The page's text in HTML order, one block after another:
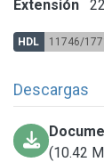
Extensión
HDL 11746/
Descargas
(10.42